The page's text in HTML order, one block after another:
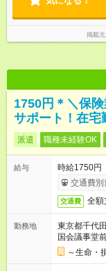
掲載
1750円＊＼保
サポート！在宅
派遣 職種未経験OK
給与
時給1750円
交通費別
交通費 全額
勤務地
東京都千代
国会議事堂
～生命・